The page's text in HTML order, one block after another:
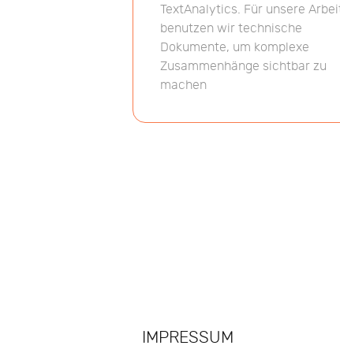
TextAnalytics. Für unsere
benutzen wir technische
Dokumente, um komplexe
Zusammenhänge sichtbar zu
machen
IMPRESSUM